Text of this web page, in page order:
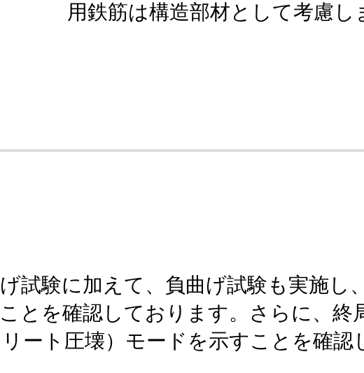
用鉄筋は構造部材として考慮し
試験に加えて、負曲げ試験も実施し
とを確認しております。さらに、終
ート圧壊）モードを示すことを確認